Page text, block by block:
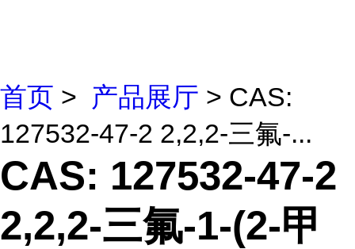
首页 > 产品展厅 > CAS:
127532-47-2 2,2,2-三氟-...
CAS: 127532-47-2
2,2,2-三氟-1-(2-甲